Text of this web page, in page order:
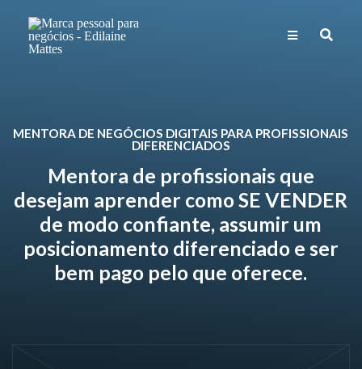
MENTORA DE NEGÓCIOS DIGITAIS PARA PROFISSIONAIS
DIFERENCIADOS
Mentora de profissionais que
desejam aprender como SE VENDER
de modo confiante, assumir um
posicionamento diferenciado e ser
bem pago pelo que oferece.